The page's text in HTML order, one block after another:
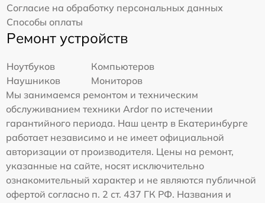
Согласие на обработку персональных данных
Способы оплаты
Ремонт устройств
Ноутбуков
Компьютеров
Наушников
Мониторов
Мы занимаемся ремонтом и техническим
обслуживанием техники Ardor по истечении
гарантийного периода. Наш центр в Екатеринбурге
работает независимо и не имеет официальной
авторизации от производителя. Цены на ремонт,
указанные на сайте, носят исключительно
ознакомительный характер и не являются публичной
офертой согласно п. 2 ст. 437 ГК РФ. Названия и